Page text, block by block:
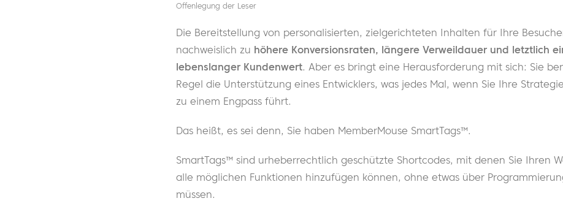
Offenlegung der Leser
Die Bereitstellung von personalisierten, zielgerichteten Inhalten für Ihre
nachweislich zu höhere Konversionsraten, längere Verweildauer und letztlich
lebenslanger Kundenwert. Aber es bringt eine Herausforderung mit sich: Sie
Regel die Unterstützung eines Entwicklers, was jedes Mal, wenn Sie Ihre
zu einem Engpass führt.
Das heißt, es sei denn, Sie haben MemberMouse SmartTags™.
SmartTags™ sind urheberrechtlich geschützte Shortcodes, mit denen Sie Ihren
alle möglichen Funktionen hinzufügen können, ohne etwas über
müssen.